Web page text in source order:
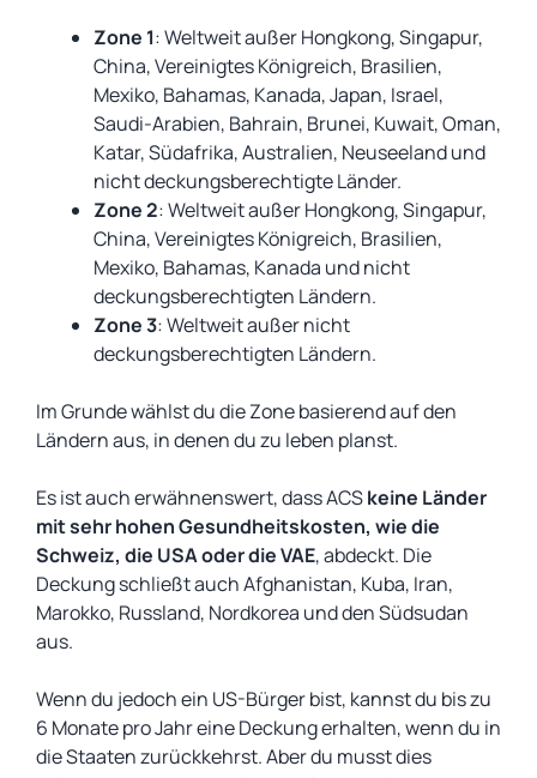
Zone 1: Weltweit außer Hongkong, Singapur,
China, Vereinigtes Königreich, Brasilien,
Mexiko, Bahamas, Kanada, Japan, Israel,
Saudi-Arabien, Bahrain, Brunei, Kuwait, Oman,
Katar, Südafrika, Australien, Neuseeland und
nicht deckungsberechtigte Länder.
Zone 2: Weltweit außer Hongkong, Singapur,
China, Vereinigtes Königreich, Brasilien,
Mexiko, Bahamas, Kanada und nicht
deckungsberechtigten Ländern.
Zone 3: Weltweit außer nicht
deckungsberechtigten Ländern.
Im Grunde wählst du die Zone basierend auf den
Ländern aus, in denen du zu leben planst.
Es ist auch erwähnenswert, dass ACSkeine Länder
mit sehr hohen Gesundheitskosten, wie die
Schweiz, die USA oder die VAE, abdeckt. Die
Deckung schließt auch Afghanistan, Kuba, Iran,
Marokko, Russland, Nordkorea und den Südsudan
aus.
Wenn du jedoch ein US-Bürger bist, kannst du bis zu
6 Monate pro Jahr eine Deckung erhalten, wenn du in
die Staaten zurückkehrst. Aber du musst dies